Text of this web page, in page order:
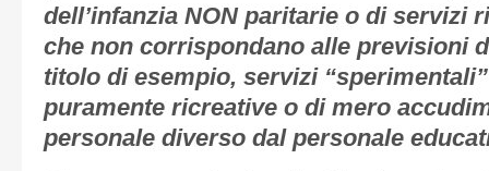
dell’infanzia NON paritarie o di servizi
che non corrispondano alle previsioni
titolo di esempio, servizi
puramente ricreative o di mero
personale diverso dal personale